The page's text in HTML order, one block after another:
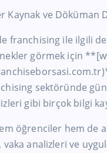
Kaynak ve Döküman
franchising ile ilgili
görmek için
sektöründe
gibi birçok bilgi
öğrenciler hem de
analizleri ve